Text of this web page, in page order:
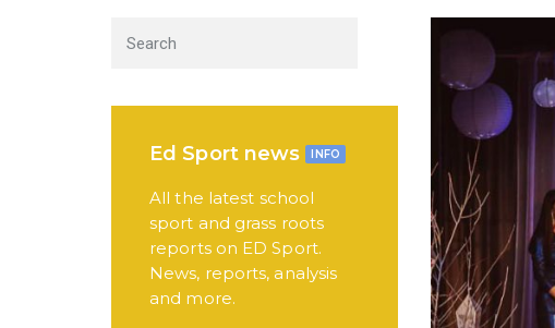
Ed Sport news INFO
All the latest school
sport and grass roots
reports on ED Sport.
News, reports, analysis
and more.